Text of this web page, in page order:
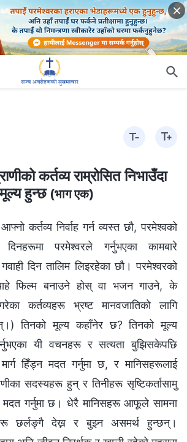
कर्तव्य राम्रोसित निभाउँदा
हुन्छ (भाग एक)
कर्तव्य निर्वाह गर्न व्यस्त छौ, परमेश्‍वको
परमेश्‍वरले गर्नुभएका कामबारे
दिन तालिम लिइरहेका छौ। परमेश्‍वरको
फिल्म बनाउने होस् वा भजन गाउने, के
कर्तव्यहरू भ्रष्ट मानवजातिको लागि
तिनको मूल्य कहाँनेर छ? तिनको मूल्य
यी वचनहरू र सत्यता बुझिसकेपछि
हिँड्न मदत गर्नुमा छ, र मानिसहरूलाई
सदस्यहरू हुन् र तिनीहरू सृष्टिकर्तासामु
गर्नुमा छ। धेरै मानिसहरू आफूले सामना
छर्लङ्गै देख्न र बुझ्न असमर्थ हुन्छन्।